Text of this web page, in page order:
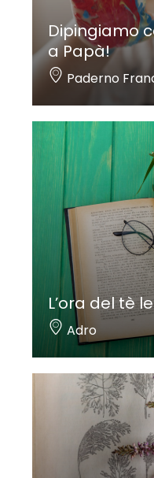
Dipingiamo
a Papà!
Paderno
L’ora del tè
Adro